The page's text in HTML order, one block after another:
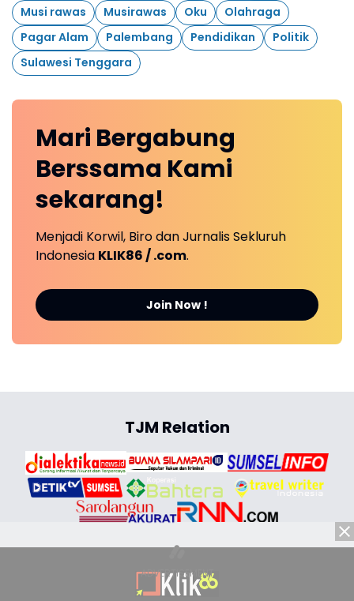
Musi rawas
Musirawas Oku
Olahraga
Pagar Alam
Palembang Pendidikan
Politik
Sulawesi Tenggara
Mari Bergabung
Berssama Kami
sekarang!
Menjadi Korwil, Biro dan Jurnalis Sekluruh
Indonesia KLIK86 / .com.
Join Now !
TJM Relation